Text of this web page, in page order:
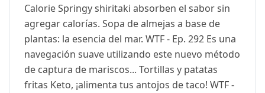
Calorie Springy shiritaki absorben el sabor sin
agregar calorías. Sopa de almejas a base de
plantas: la esencia del mar. WTF - Ep. 292 Es una
navegación suave utilizando este nuevo método
de captura de mariscos... Tortillas y patatas
fritas Keto, ¡alimenta tus antojos de taco! WTF -